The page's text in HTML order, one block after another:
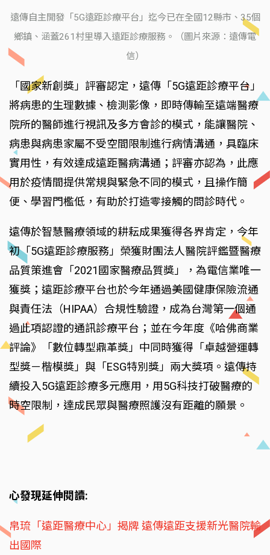
遠傳自主開發「5G遠距診療平台」迄今已在全國12縣市、35個
鄉鎮、涵蓋261村里導入遠距診療服務。（圖片來源：遠傳電
信）
「國家新創獎」評審認定，遠傳「5G遠距診療平台」
將病患的生理數據、檢測影像，即時傳輸至遠端醫療
院所的醫師進行視訊及多方會診的模式，能讓醫院、
病患與病患家屬不受空間限制進行病情溝通，具臨床
實用性，有效達成遠距醫病溝通；評審亦認為，此應
用於疫情間提供常規與緊急不同的模式，且操作簡
便、學習門檻低，有助於打造零接觸的問診時代。
遠傳於智慧醫療領域的耕耘成果獲得各界肯定，今年
初「5G遠距診療服務」榮獲財團法人醫院評鑑暨醫療
品質策進會「2021國家醫療品質獎」，為電信業唯一
獲獎；遠距診療平台也於今年通過美國健康保險流通
與責任法（HIPAA）合規性驗證，成為台灣第一個通
過此項認證的通訊診療平台；並在今年度《哈佛商業
評論》「數位轉型鼎革獎」中同時獲得「卓越營運轉
型獎－楷模獎」與「ESG特別獎」兩大獎項。遠傳持
續投入5G遠距診療多元應用，用5G科技打破醫療的
時空限制，達成民眾與醫療照護沒有距離的願景。
心發現延伸閱讀:
帛琉「遠距醫療中心」揭牌 遠傳遠距支援新光醫院輸
出國際